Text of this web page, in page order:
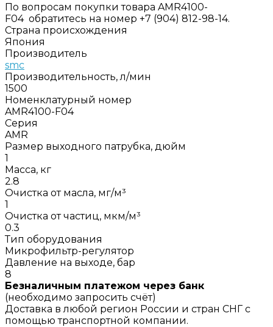
По вопросам покупки товара AMR4100-
F04 обратитесь на номер +7 (904) 812-98-14.
Страна происхождения
Япония
Производитель
smc
Производительность, л/мин
1500
Номенклатурный номер
AMR4100-F04
Серия
AMR
Размер выходного патрубка, дюйм
1
Масса, кг
2.8
Очистка от масла, мг/м³
1
Очистка от частиц, мкм/м³
0.3
Тип оборудования
Микрофильтр-регулятор
Давление на выходе, бар
8
Безналичным платежом через банк
(необходимо запросить счёт)
Доставка в любой регион России и стран СНГ с
помощью транспортной компании.